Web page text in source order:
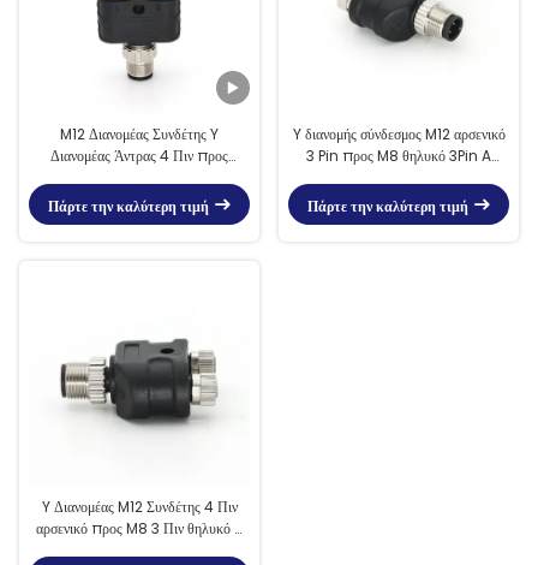
M12 Διανομέας Συνδέτης Y
Διανομέας Άντρας 4 Πιν προς
Πάρτε την καλύτερη τιμή
Y διανομής σύνδεσμος M12 αρσενικό
3 Pin προς M8 θηλυκό 3Pin A
Πάρτε την καλύτερη τιμή
Y Διανομέας M12 Συνδέτης 4 Πιν
αρσενικό προς M8 3 Πιν θηλυκό A